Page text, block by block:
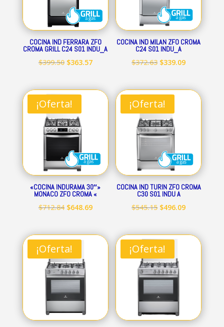
COCINA IND FERRARA ZFO
CROMA GRILL C24 S01 INDU_A
$399.50 El
original
era:
$399.50.
$363.57El
actual
COCINA IND MILAN ZFO CROMA
C24 S01 INDU_A
$372.63 El
original
era:
$372.63.
$339.09El
actual
¡Oferta!
«COCINA INDURAMA 30″»
MONACO ZFO CROMA «
$712.84 El
original
era:
$712.84.
$648.69El
actual
¡Oferta!
COCINA IND TURIN ZFO CROMA
C30 S01 INDU A
$545.15 El
original
era:
$545.15.
$496.09El
actual
¡Oferta! ¡Oferta!